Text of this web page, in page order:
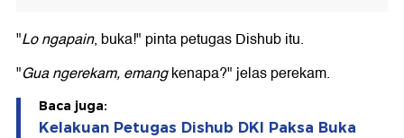
"Lo ngapain, buka!" pinta petugas Dishub itu.
"Gua ngerekam, emangkenapa?" jelas perekam.
Baca juga:
Kelakuan Petugas Dishub DKI Paksa Buka